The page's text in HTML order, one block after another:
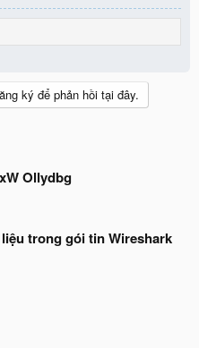
ký để phản hồi tại đây.
Ollydbg
trong gói tin Wireshark